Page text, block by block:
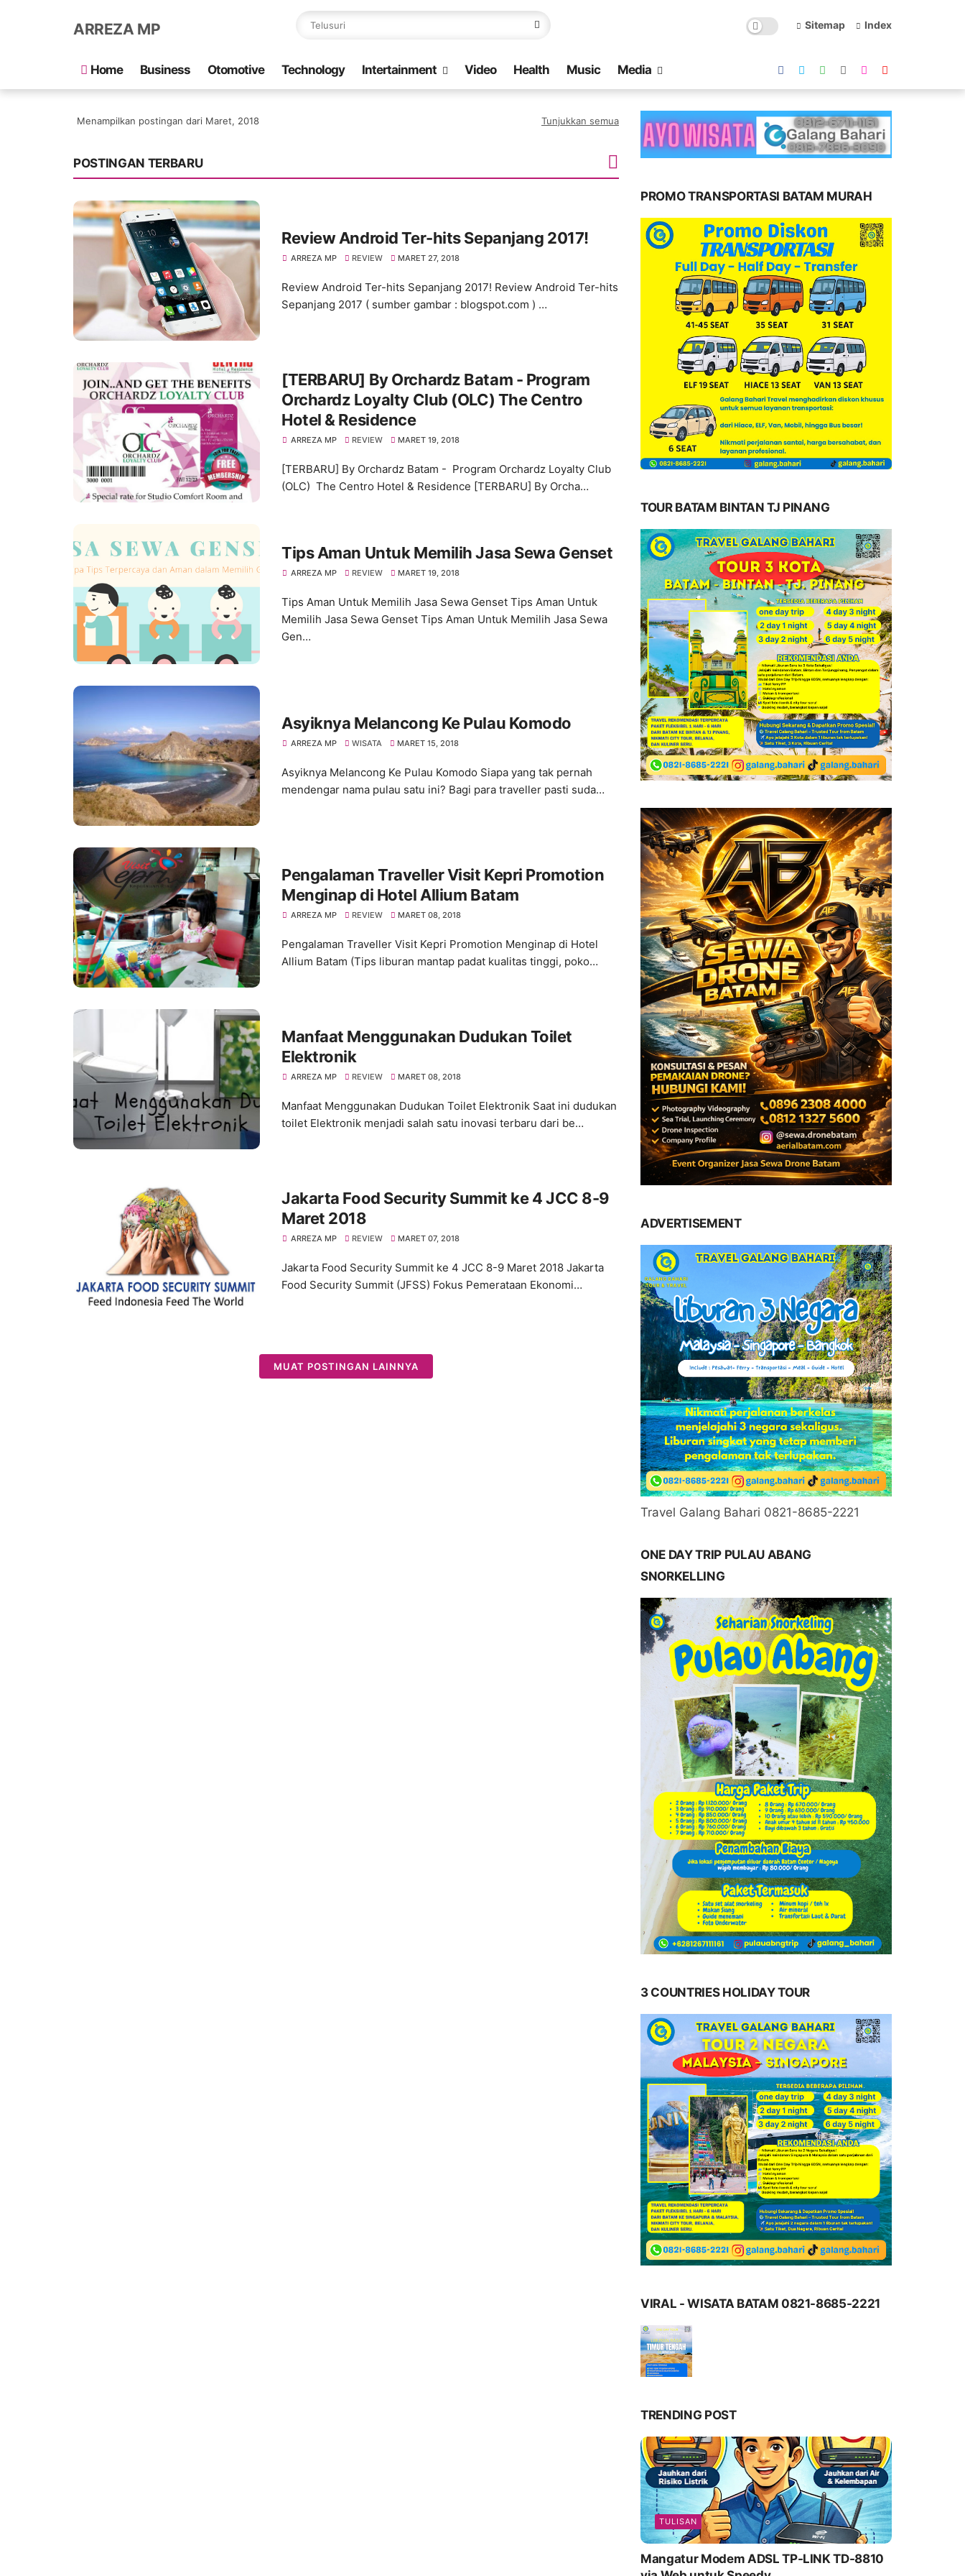
ARREZA MP Sitemap Index
Home Business Otomotive Technology Intertainment Video Health Music Media
Menampilkan postingan dari Maret, 2018 Tunjukkan semua
POSTINGAN TERBARU
Review Android Ter-hits Sepanjang 2017!
ARREZA MP REVIEW MARET 27, 2018
Review Android Ter-hits Sepanjang 2017! Review Android Ter-hits
Sepanjang 2017 ( sumber gambar : blogspot.com ) …
[TERBARU] By Orchardz Batam - Program
Orchardz Loyalty Club (OLC) The Centro
Hotel & Residence
ARREZA MP REVIEW MARET 19, 2018
[TERBARU] By Orchardz Batam - Program Orchardz Loyalty Club
(OLC) The Centro Hotel & Residence [TERBARU] By Orcha…
Tips Aman Untuk Memilih Jasa Sewa Genset
ARREZA MP REVIEW MARET 19, 2018
Tips Aman Untuk Memilih Jasa Sewa Genset Tips Aman Untuk
Memilih Jasa Sewa Genset Tips Aman Untuk Memilih Jasa Sewa
Gen…
Asyiknya Melancong Ke Pulau Komodo
ARREZA MP WISATA MARET 15, 2018
Asyiknya Melancong Ke Pulau Komodo Siapa yang tak pernah
mendengar nama pulau satu ini? Bagi para traveller pasti suda…
Pengalaman Traveller Visit Kepri Promotion
Menginap di Hotel Allium Batam
ARREZA MP REVIEW MARET 08, 2018
Pengalaman Traveller Visit Kepri Promotion Menginap di Hotel
Allium Batam (Tips liburan mantap padat kualitas tinggi, poko…
Manfaat Menggunakan Dudukan Toilet
Elektronik
ARREZA MP REVIEW MARET 08, 2018
Manfaat Menggunakan Dudukan Toilet Elektronik Saat ini dudukan
toilet Elektronik menjadi salah satu inovasi terbaru dari be…
Jakarta Food Security Summit ke 4 JCC 8-9
Maret 2018
ARREZA MP REVIEW MARET 07, 2018
Jakarta Food Security Summit ke 4 JCC 8-9 Maret 2018 Jakarta
Food Security Summit (JFSS) Fokus Pemerataan Ekonomi…
MUAT POSTINGAN LAINNYA
PROMO TRANSPORTASI BATAM MURAH
TOUR BATAM BINTAN TJ PINANG
ADVERTISEMENT
Travel Galang Bahari 0821-8685-2221
ONE DAY TRIP PULAU ABANG
SNORKELLING
3 COUNTRIES HOLIDAY TOUR
VIRAL - WISATA BATAM 0821-8685-2221
TRENDING POST
TULISAN
Mangatur Modem ADSL TP-LINK TD-8810